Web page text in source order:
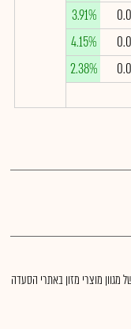
3.91%
4.15%
2.38%
מגוון מוצרי מזון באתרי הסעדה